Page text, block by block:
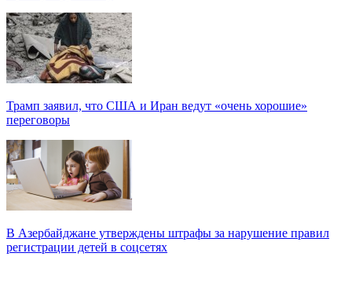
Трамп заявил, что США и Иран ведут «очень хорошие»
переговоры
В Азербайджане утверждены штрафы за нарушение правил
регистрации детей в соцсетях